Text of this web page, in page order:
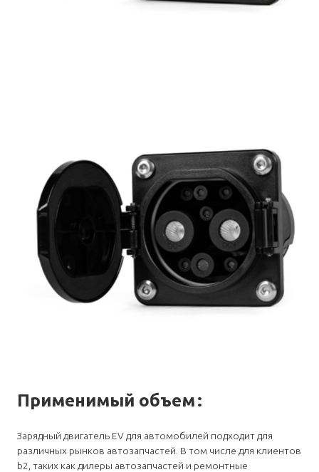
Применимый объем:
Зарядный двигатель EV для автомобилей подходит для
различных рынков автозапчастей. В том числе для клиентов
b2, таких как дилеры автозапчастей и ремонтные